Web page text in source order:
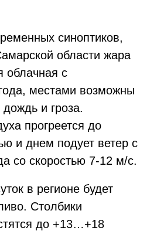
синоптиков,
области жара
облачная с
местами возможны
и гроза.
прогреется до
и днем подует ветер с
со скоростью 7-12 м/с.
в регионе будет
Столбики
до +13…+18